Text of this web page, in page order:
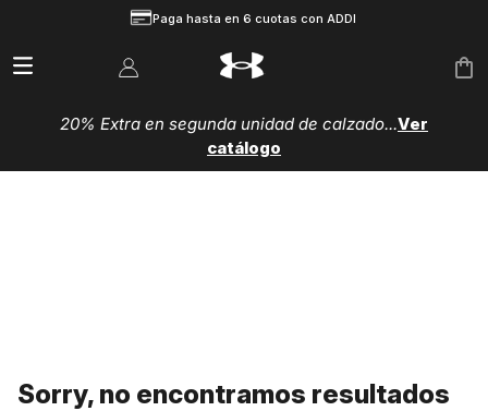
Paga hasta en 6 cuotas con ADDI
20% Extra en segunda unidad de calzado...Ver
catálogo
Sorry, no encontramos resultados